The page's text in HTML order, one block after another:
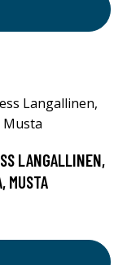
LANGALLINEN,
MUSTA